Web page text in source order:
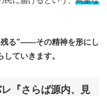
残る”――その精神を形にし
ていきます。
『さらば源内、見